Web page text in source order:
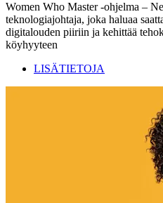
Women Who Master -ohjelma –
teknologiajohtaja, joka haluaa
digitalouden piiriin ja kehittää
köyhyyteen
LISÄTIETOJA